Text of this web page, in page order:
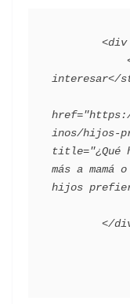
interesar</
inos/hijos-
title="¿Qué
más a mamá
hijos